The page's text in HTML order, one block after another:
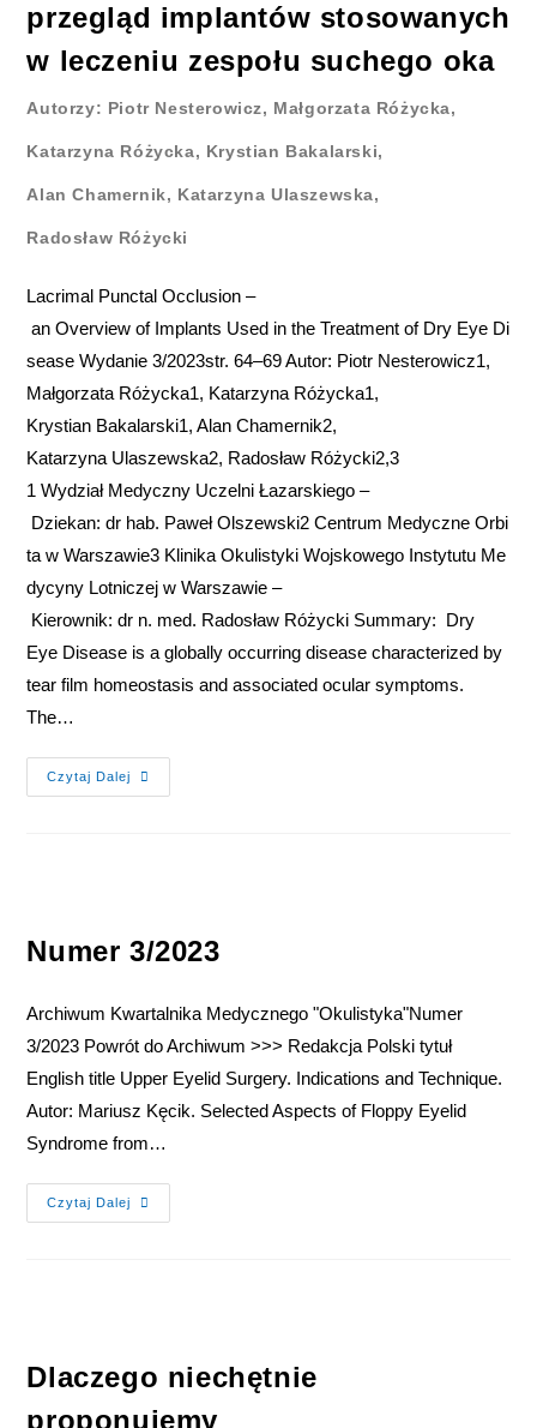
przegląd implantów stosowanych
w leczeniu zespołu suchego oka
Autorzy: Piotr Nesterowicz, Małgorzata Różycka,
Katarzyna Różycka, Krystian Bakalarski,
Alan Chamernik, Katarzyna Ulaszewska,
Radosław Różycki
Lacrimal Punctal Occlusion –
an Overview of Implants Used in the Treatment of Dry Eye Di
sease Wydanie 3/2023str. 64–69 Autor: Piotr Nesterowicz1,
Małgorzata Różycka1, Katarzyna Różycka1,
Krystian Bakalarski1, Alan Chamernik2,
Katarzyna Ulaszewska2, Radosław Różycki2,3
1 Wydział Medyczny Uczelni Łazarskiego –
Dziekan: dr hab. Paweł Olszewski2 Centrum Medyczne Orbi
ta w Warszawie3 Klinika Okulistyki Wojskowego Instytutu Me
dycyny Lotniczej w Warszawie –
Kierownik: dr n. med. Radosław Różycki Summary: Dry
Eye Disease is a globally occurring disease characterized by
tear film homeostasis and associated ocular symptoms.
The…
Czytaj Dalej
Numer 3/2023
Archiwum Kwartalnika Medycznego "Okulistyka"Numer
3/2023 Powrót do Archiwum >>> Redakcja Polski tytuł
English title Upper Eyelid Surgery. Indications and Technique.
Autor: Mariusz Kęcik. Selected Aspects of Floppy Eyelid
Syndrome from…
Czytaj Dalej
Dlaczego niechętnie
proponujemy